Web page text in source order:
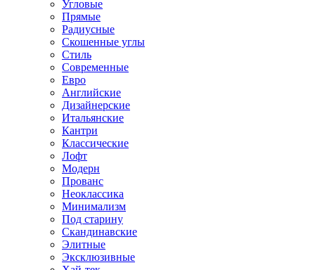
Угловые
Прямые
Радиусные
Скошенные углы
Стиль
Современные
Евро
Английские
Дизайнерские
Итальянские
Кантри
Классические
Лофт
Модерн
Прованс
Неоклассика
Минимализм
Под старину
Скандинавские
Элитные
Эксклюзивные